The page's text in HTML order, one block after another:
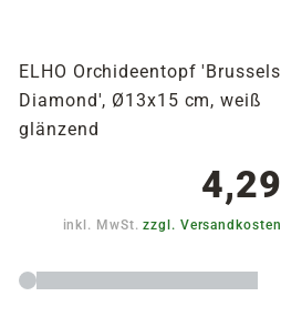
ELHO Orchideentopf 'Brussels
Diamond', Ø13x15 cm, weiß
glänzend
4,29
inkl. MwSt.zzgl. Versandkosten